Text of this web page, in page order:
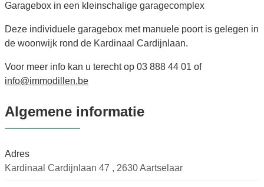
Garagebox in een kleinschalige garagecomplex
Deze individuele garagebox met manuele poort is gelegen in
de woonwijk rond de Kardinaal Cardijnlaan.
Voor meer info kan u terecht op 03 888 44 01 of
info@immodillen.be
Algemene informatie
Adres
Kardinaal Cardijnlaan 47 , 2630 Aartselaar